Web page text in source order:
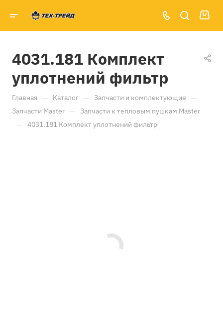
4031.181 Комплект
уплотнений фильтр
Главная — Каталог — Запчасти и комплектующие —
Запчасти Master — Запчасти к тепловым пушкам Master
— 4031.181 Комплект уплотнений фильтр